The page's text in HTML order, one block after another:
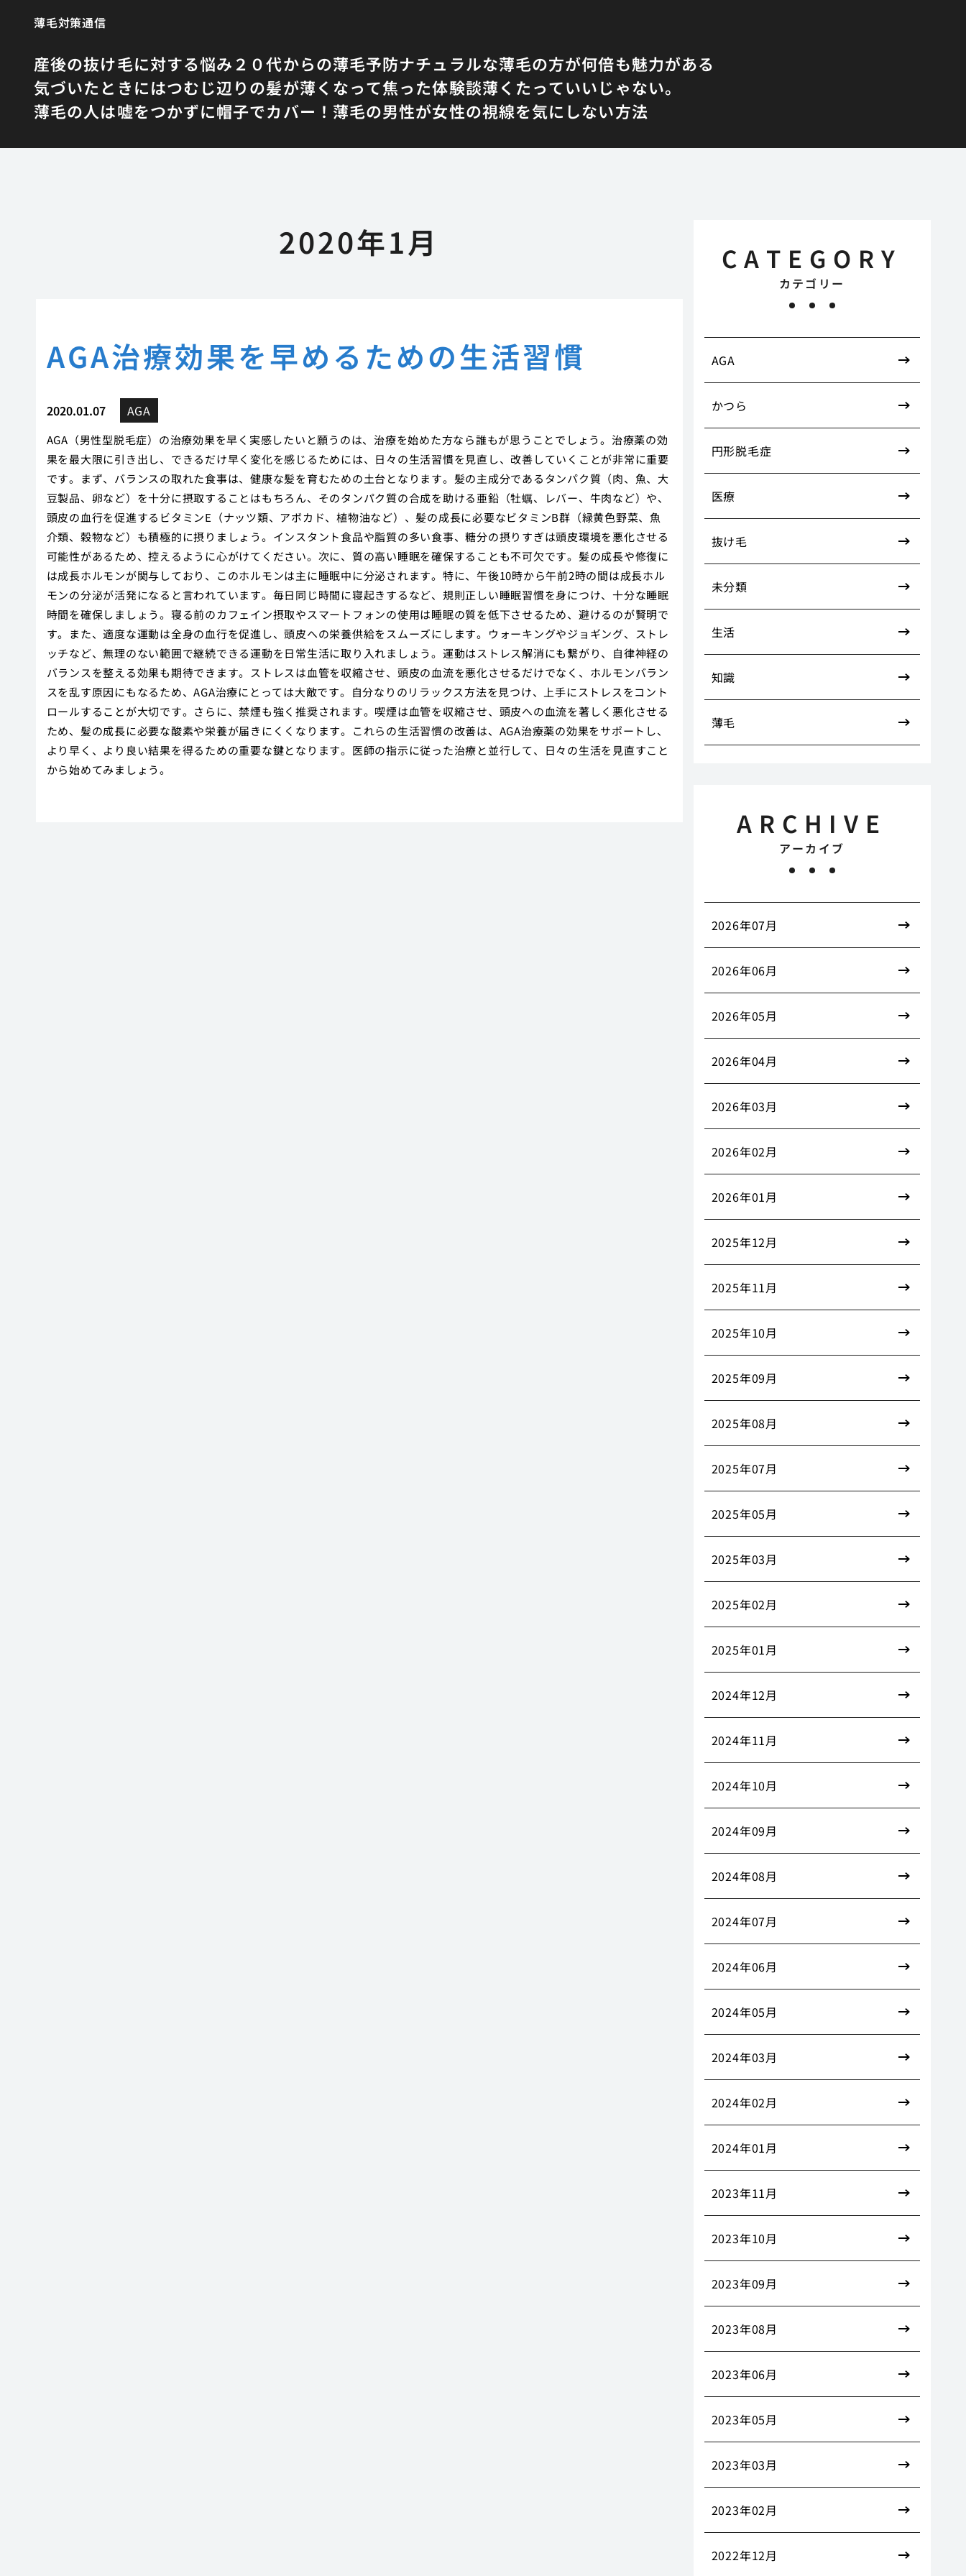
薄毛対策通信
産後の抜け毛に対する悩み ２０代からの薄毛予防ナチュラルな薄毛の方が何倍も魅力がある
気づいたときにはつむじ辺りの髪が薄くなって焦った体験談薄くたっていいじゃない。
薄毛の人は嘘をつかずに帽子でカバー！ 薄毛の男性が女性の視線を気にしない方法
2020年1月
AGA治療効果を早めるための生活習慣
2020.01.07 AGA
AGA（男性型脱毛症）の治療効果を早く実感したいと願うのは、治療を始めた方なら誰もが思うことでしょう。治療薬の効
果を最大限に引き出し、できるだけ早く変化を感じるためには、日々の生活習慣を見直し、改善していくことが非常に重要
です。まず、バランスの取れた食事は、健康な髪を育むための土台となります。髪の主成分であるタンパク質（肉、魚、大
豆製品、卵など）を十分に摂取することはもちろん、そのタンパク質の合成を助ける亜鉛（牡蠣、レバー、牛肉など）や、
頭皮の血行を促進するビタミンE（ナッツ類、アボカド、植物油など）、髪の成長に必要なビタミンB群（緑黄色野菜、魚
介類、穀物など）も積極的に摂りましょう。インスタント食品や脂質の多い食事、糖分の摂りすぎは頭皮環境を悪化させる
可能性があるため、控えるように心がけてください。次に、質の高い睡眠を確保することも不可欠です。髪の成長や修復に
は成長ホルモンが関与しており、このホルモンは主に睡眠中に分泌されます。特に、午後10時から午前2時の間は成長ホル
モンの分泌が活発になると言われています。毎日同じ時間に寝起きするなど、規則正しい睡眠習慣を身につけ、十分な睡眠
時間を確保しましょう。寝る前のカフェイン摂取やスマートフォンの使用は睡眠の質を低下させるため、避けるのが賢明で
す。また、適度な運動は全身の血行を促進し、頭皮への栄養供給をスムーズにします。ウォーキングやジョギング、ストレ
ッチなど、無理のない範囲で継続できる運動を日常生活に取り入れましょう。運動はストレス解消にも繋がり、自律神経の
バランスを整える効果も期待できます。ストレスは血管を収縮させ、頭皮の血流を悪化させるだけでなく、ホルモンバラン
スを乱す原因にもなるため、AGA治療にとっては大敵です。自分なりのリラックス方法を見つけ、上手にストレスをコント
ロールすることが大切です。さらに、禁煙も強く推奨されます。喫煙は血管を収縮させ、頭皮への血流を著しく悪化させる
ため、髪の成長に必要な酸素や栄養が届きにくくなります。これらの生活習慣の改善は、AGA治療薬の効果をサポートし、
より早く、より良い結果を得るための重要な鍵となります。医師の指示に従った治療と並行して、日々の生活を見直すこと
から始めてみましょう。
CATEGORY
カテゴリー
AGA
かつら
円形脱毛症
医療
抜け毛
未分類
生活
知識
薄毛
ARCHIVE
アーカイブ
2026年07月
2026年06月
2026年05月
2026年04月
2026年03月
2026年02月
2026年01月
2025年12月
2025年11月
2025年10月
2025年09月
2025年08月
2025年07月
2025年05月
2025年03月
2025年02月
2025年01月
2024年12月
2024年11月
2024年10月
2024年09月
2024年08月
2024年07月
2024年06月
2024年05月
2024年03月
2024年02月
2024年01月
2023年11月
2023年10月
2023年09月
2023年08月
2023年06月
2023年05月
2023年03月
2023年02月
2022年12月